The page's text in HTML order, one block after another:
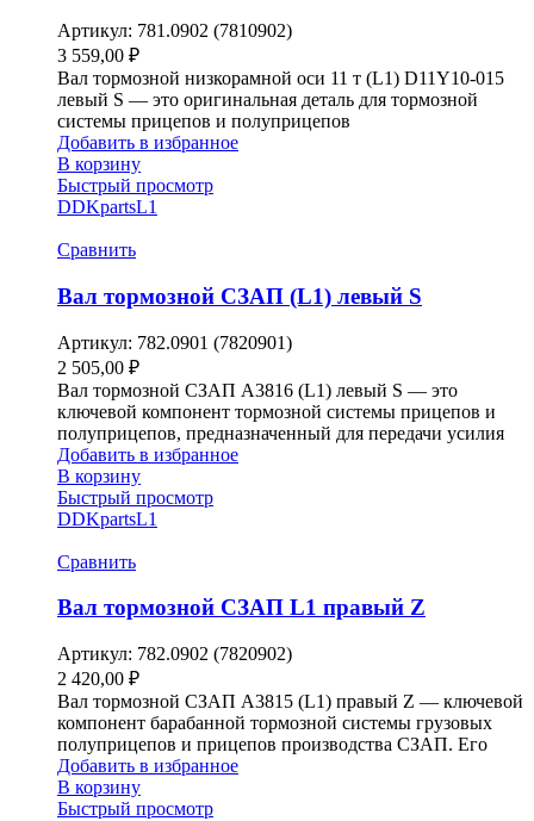
Артикул: 781.0902 (7810902)
3 559,00 ₽
Вал тормозной низкорамной оси 11 т (L1) D11Y10-015
левый S — это оригинальная деталь для тормозной
системы прицепов и полуприцепов
Добавить в избранное
В корзину
Быстрый просмотр
DDKpartsL1
Сравнить
Вал тормозной СЗАП (L1) левый S
Артикул: 782.0901 (7820901)
2 505,00 ₽
Вал тормозной СЗАП A3816 (L1) левый S — это
ключевой компонент тормозной системы прицепов и
полуприцепов, предназначенный для передачи усилия
Добавить в избранное
В корзину
Быстрый просмотр
DDKpartsL1
Сравнить
Вал тормозной СЗАП L1 правый Z
Артикул: 782.0902 (7820902)
2 420,00 ₽
Вал тормозной СЗАП A3815 (L1) правый Z — ключевой
компонент барабанной тормозной системы грузовых
полуприцепов и прицепов производства СЗАП. Его
Добавить в избранное
В корзину
Быстрый просмотр